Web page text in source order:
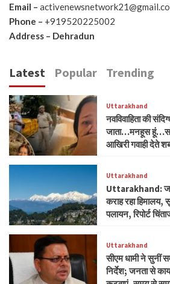
Email –
Phone – +919520225002
Address – Dehradun
Latest Popular Trending
Uttarakhand
नवविवाहिता की
जाता…मनहूस
आखिरी गवाही देते
Uttarakhand
Uttarakhand:
कराह रहा
पलायन, रिपोर्ट
Uttarakhand
सीएम धामी ने सुनीं
निर्देश; जनता से